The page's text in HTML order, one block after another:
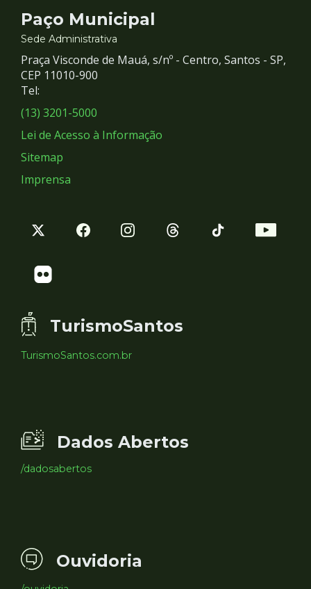
Contato
e
Redes
Sociais
Paço Municipal
Sede Administrativa
Praça Visconde de Mauá, s/nº - Centro, Santos - SP,
CEP 11010-900
Tel:
(13) 3201-5000
Lei de Acesso à Informação
Sitemap
Imprensa
TurismoSantos
TurismoSantos.com.br
Dados Abertos
/dadosabertos
Ouvidoria